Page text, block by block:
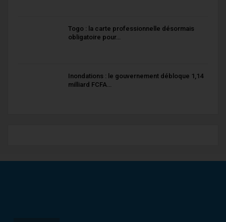
Togo : la carte professionnelle désormais
obligatoire pour…
Inondations : le gouvernement débloque 1,14
milliard FCFA…